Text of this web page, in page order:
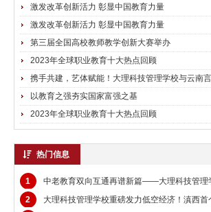
激发改革创新活力 彰显中国教育力量
激发改革创新活力 彰显中国教育力量
第三届全国高校教师教学创新大赛举办
2023年全球职业教育十大热点回顾
以教育之强夯实国家富强之基
2023年全球职业教育十大热点回顾
热门信息
1
中老教育双向互通再谱新篇——大理科技管理学校与老
2
大理科技管理学校重磅发力低空经济！滇西首个高标准校外实习